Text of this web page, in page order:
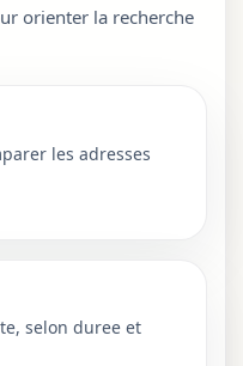
orienter la recherche
les adresses
selon duree et